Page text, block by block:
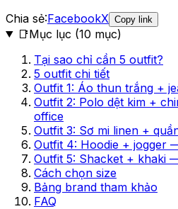
Chia sẻ:FacebookX Copy link
📑Mục lục (10 mục)
Tại sao chỉ cần 5 outfit?
5 outfit chi tiết
Outfit 1: Áo thun trắng +
Outfit 2: Polo dệt kim +
office
Outfit 3: Sơ mi linen +
Outfit 4: Hoodie + jogger
Outfit 5: Shacket + khaki
Cách chọn size
Bảng brand tham khảo
FAQ